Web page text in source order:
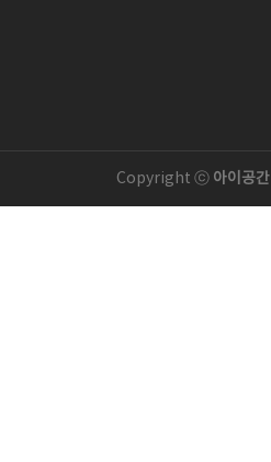
Copyright ⓒ 아이공간